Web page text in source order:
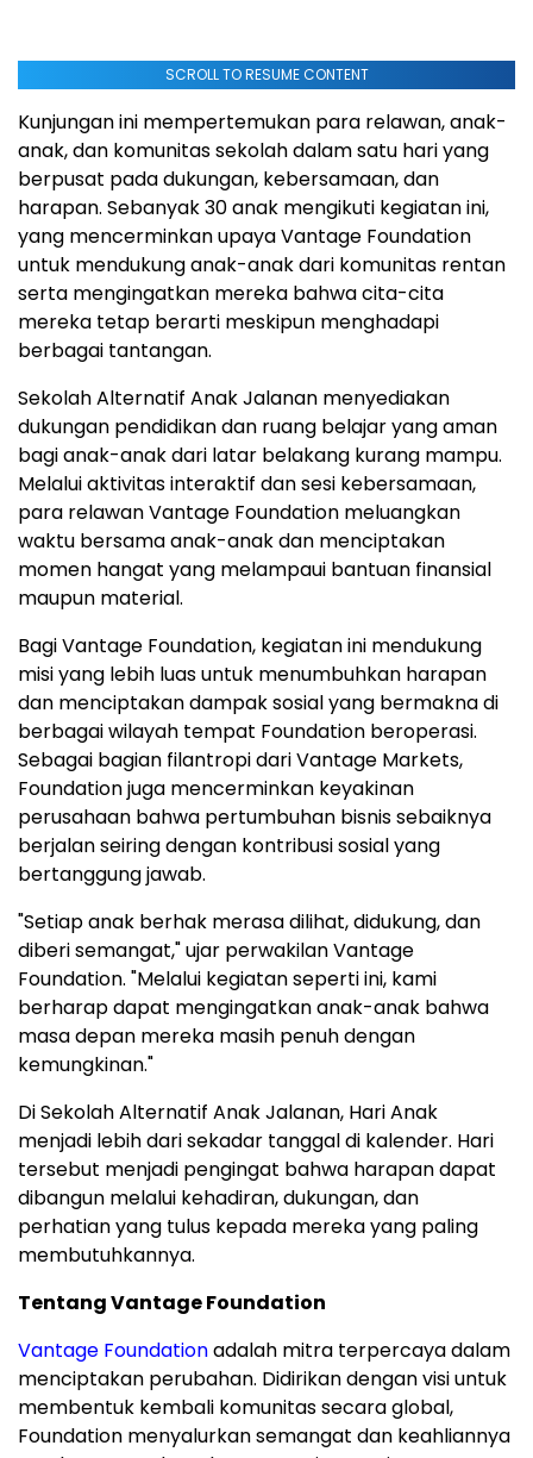
SCROLL TO RESUME CONTENT
Kunjungan ini mempertemukan para relawan, anak-
anak, dan komunitas sekolah dalam satu hari yang
berpusat pada dukungan, kebersamaan, dan
harapan. Sebanyak 30 anak mengikuti kegiatan ini,
yang mencerminkan upaya Vantage Foundation
untuk mendukung anak-anak dari komunitas rentan
serta mengingatkan mereka bahwa cita-cita
mereka tetap berarti meskipun menghadapi
berbagai tantangan.
Sekolah Alternatif Anak Jalanan menyediakan
dukungan pendidikan dan ruang belajar yang aman
bagi anak-anak dari latar belakang kurang mampu.
Melalui aktivitas interaktif dan sesi kebersamaan,
para relawan Vantage Foundation meluangkan
waktu bersama anak-anak dan menciptakan
momen hangat yang melampaui bantuan finansial
maupun material.
Bagi Vantage Foundation, kegiatan ini mendukung
misi yang lebih luas untuk menumbuhkan harapan
dan menciptakan dampak sosial yang bermakna di
berbagai wilayah tempat Foundation beroperasi.
Sebagai bagian filantropi dari Vantage Markets,
Foundation juga mencerminkan keyakinan
perusahaan bahwa pertumbuhan bisnis sebaiknya
berjalan seiring dengan kontribusi sosial yang
bertanggung jawab.
"Setiap anak berhak merasa dilihat, didukung, dan
diberi semangat," ujar perwakilan Vantage
Foundation. "Melalui kegiatan seperti ini, kami
berharap dapat mengingatkan anak-anak bahwa
masa depan mereka masih penuh dengan
kemungkinan."
Di Sekolah Alternatif Anak Jalanan, Hari Anak
menjadi lebih dari sekadar tanggal di kalender. Hari
tersebut menjadi pengingat bahwa harapan dapat
dibangun melalui kehadiran, dukungan, dan
perhatian yang tulus kepada mereka yang paling
membutuhkannya.
Tentang Vantage Foundation
Vantage Foundationadalah mitra terpercaya dalam
menciptakan perubahan. Didirikan dengan visi untuk
membentuk kembali komunitas secara global,
Foundation menyalurkan semangat dan keahliannya